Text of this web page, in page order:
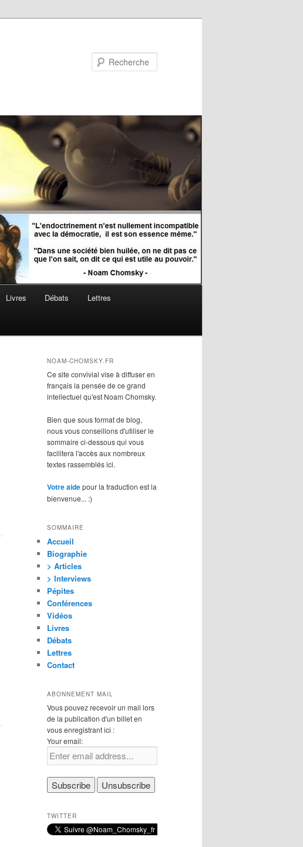
Livres Débats Lettres
NOAM-CHOMSKY.FR
Ce site convivial vise à diffuser en
français la pensée de ce grand
intellectuel qu'est Noam Chomsky.
Bien que sous format de blog,
nous vous conseillons d'utiliser le
sommaire ci-dessous qui vous
facilitera l'accès aux nombreux
textes rassemblés ici.
Votre aidepour la traduction est la
bienvenue... :)
SOMMAIRE
Accueil
Biographie
> Articles
> Interviews
Pépites
Conférences
Vidéos
Livres
Débats
Lettres
Contact
ABONNEMENT MAIL
Vous pouvez recevoir un mail lors
de la publication d'un billet en
vous enregistrant ici :
Your email:
TWITTER